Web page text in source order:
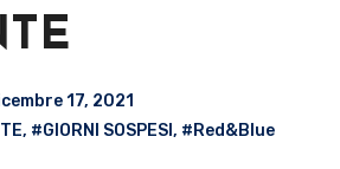
17, 2021
, #GIORNI SOSPESI , #Red&Blue